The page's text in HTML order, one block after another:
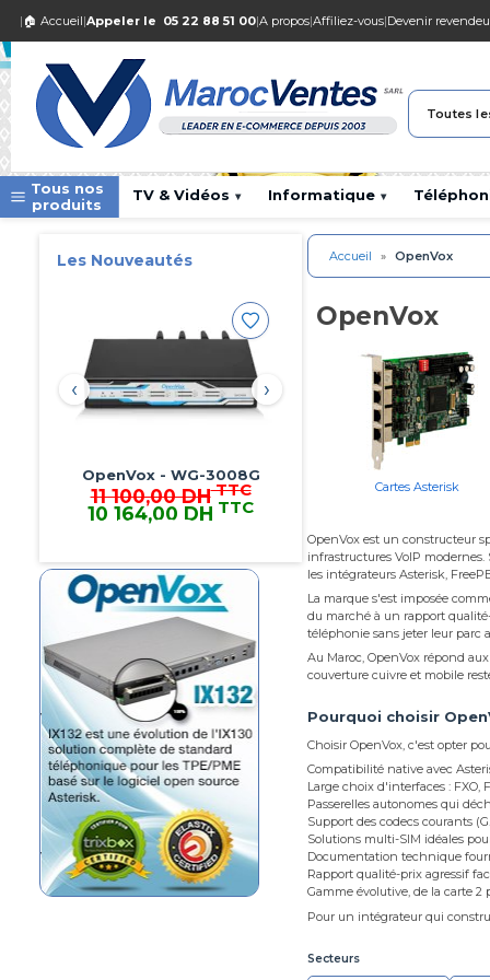
| 🏠 Accueil|Appeler le 05 22 88 51 00|A propos|Affiliez-vous|Devenir
Toutes
Tous nos
produits
TV & Vidéos ▾ Informatique ▾
Les Nouveautés
OpenVox - DGW-L304
14 123,28 DHTTC
13 496,34 DH TTC
13 496,34 DH TTC
‹ ›
IPPBX complèt Elastix avec 2
ouverture 2 carte PCIe
Openvox maroc
Openvox IX132
VoxStack Module de Passerelle
4 GSM Channels
Openvox Maroc Openvox
Openvox VS-GWM400G
VoIP GSM Gateway 4 GSM
Channels
Accueil » OpenVox
OpenVox
Cartes Asterisk
OpenVox est un constructeur
infrastructures VoIP modernes.
les intégrateurs Asterisk,
La marque s'est imposée
du marché à un rapport
téléphonie sans jeter leur parc
Au Maroc, OpenVox répond
couverture cuivre et mobile
Pourquoi choisir
Choisir OpenVox, c'est opter
Compatibilité native avec
Large choix d'interfaces : FXO,
Passerelles autonomes qui
Support des codecs courants
Solutions multi-SIM idéales
Documentation technique
Rapport qualité-prix agressif
Gamme évolutive, de la carte 2
Pour un intégrateur qui
Secteurs